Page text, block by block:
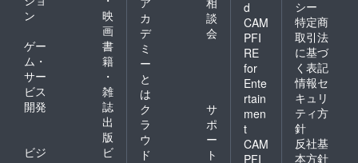
ン
映
画
ゲー
ム・
サー
ビス
開発
書
籍
・
雑
誌
出
版
ビジ
ビ
カ
デ
ミ
ー
と
は
談
会
ク
ラ
ウ
ド
サ
ポ
ー
ト
d
CAM
PFI
RE
for
Ente
rtain
men
t
CAM
PFI
シー
特定商
取引法
に基づ
く表記
情報セ
キュリ
ティ方
針
反社基
本方針